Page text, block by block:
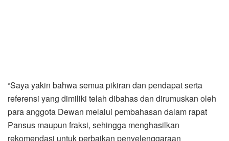
“Saya yakin bahwa semua pikiran dan pendapat serta
referensi yang dimiliki telah dibahas dan dirumuskan oleh
para anggota Dewan melalui pembahasan dalam rapat
Pansus maupun fraksi, sehingga menghasilkan
rekomendasi untuk perbaikan penyelenggaraan